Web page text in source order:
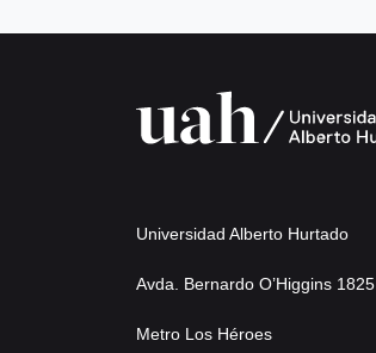
Universidad Alberto Hurtado
Avda. Bernardo O’Higgins 1825
Metro Los Héroes